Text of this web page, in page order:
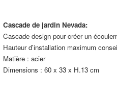
Cascade de jardin Nevada:
Cascade design pour créer un
Hauteur d'installation maximum
Matière : acier
Dimensions : 60 x 33 x H.13 cm